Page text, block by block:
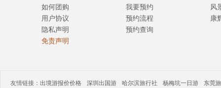
如何团购
用户协议
隐私声明
免责声明
我要预约
预约流程
预约查询
风
康
友情链接： 出境游报价价格 深圳出国游 哈尔滨旅行社 杨梅坑一日游 东莞